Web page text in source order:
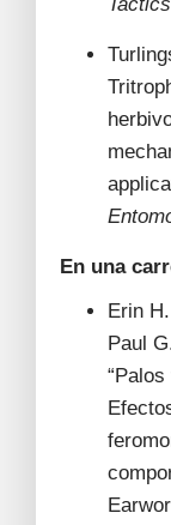
En una
Erin
Paul